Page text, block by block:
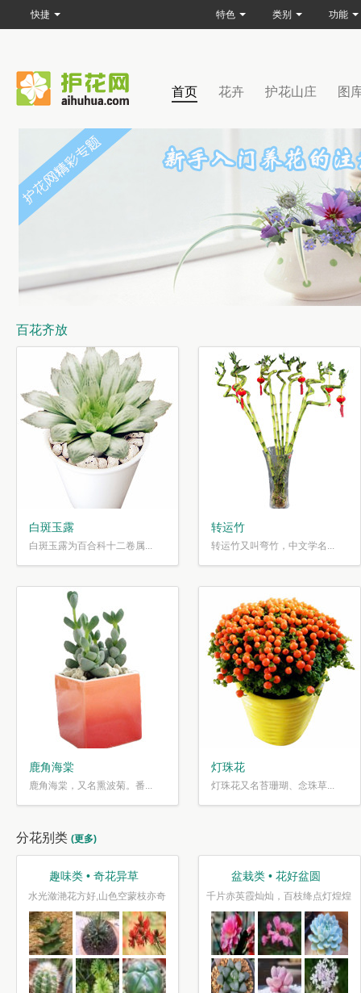
首页 花卉 护花山庄 图
百花齐放
白斑玉露
白斑玉露为百合科十二卷属...
转运竹
转运竹又叫弯竹，中文学名...
鹿角海棠
鹿角海棠，又名熏波菊。番...
灯珠花
灯珠花又名苔珊瑚、念珠草...
分花别类 (更多)
趣味类 • 奇花异草
水光潋滟花方好,山色空蒙枝亦奇
盆栽类 • 花好盆圆
千片赤英霞灿灿，百枝绛点灯煌煌
快捷 特色 类别 功能